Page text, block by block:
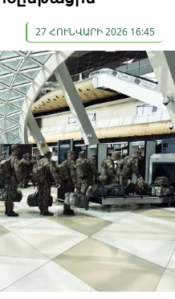
27 ՀՈՒՆՎԱՐԻ 2026 16:45